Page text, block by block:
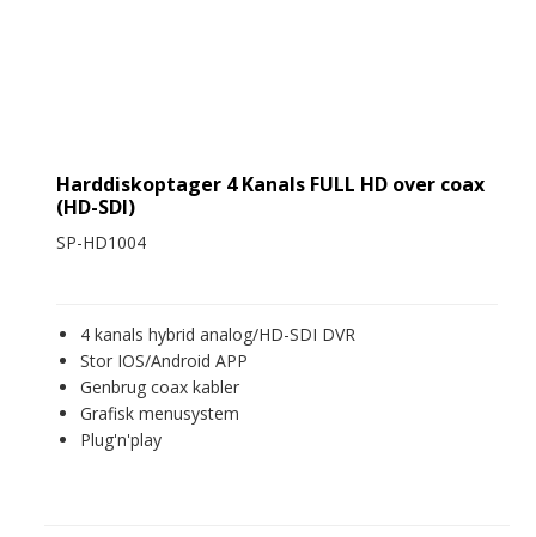
Harddiskoptager 4 Kanals FULL HD over coax
(HD-SDI)
SP-HD1004
4 kanals hybrid analog/HD-SDI DVR
Stor IOS/Android APP
Genbrug coax kabler
Grafisk menusystem
Plug'n'play